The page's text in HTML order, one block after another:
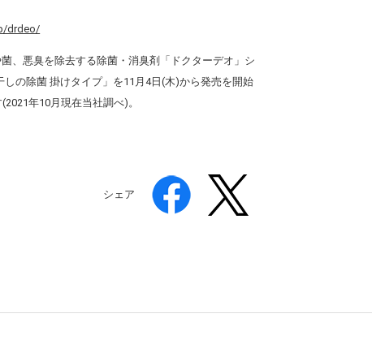
drdeo/
、悪臭を除去する除菌・消臭剤「ドクターデオ」シ
の除菌 掛けタイプ」を11月4日(木)から発売を開始
年10月現在当社調べ)。
シェア